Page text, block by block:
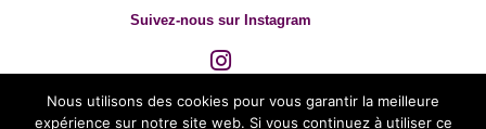
Suivez-nous sur Instagram
Nous utilisons des cookies pour vous garantir la meilleure
expérience sur notre site web. Si vous continuez à utiliser ce